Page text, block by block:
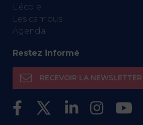
L’école
Les campus
Agenda
Restez informé
RECEVOIR LA NEWSLETTER